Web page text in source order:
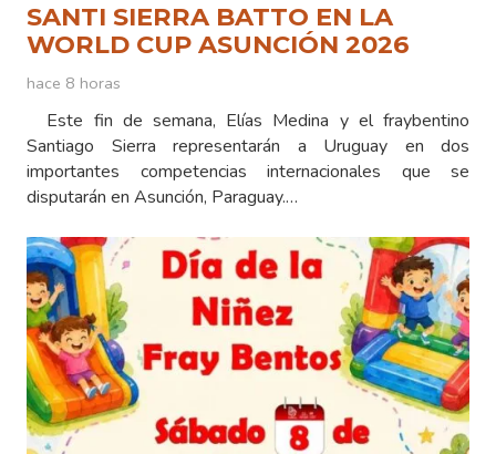
SANTI SIERRA BATTO EN LA
WORLD CUP ASUNCIÓN 2026
hace 8 horas
Este fin de semana, Elías Medina y el fraybentino
Santiago Sierra representarán a Uruguay en dos
importantes competencias internacionales que se
disputarán en Asunción, Paraguay.…